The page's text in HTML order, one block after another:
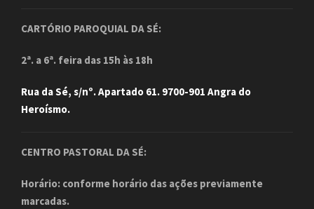
CARTÓRIO PAROQUIAL DA SÉ:
2ª. a 6ª. feira das 15h às 18h
Rua da Sé, s/nº. Apartado 61. 9700-901 Angra do
Heroísmo.
CENTRO PASTORAL DA SÉ:
Horário: conforme horário das ações previamente
marcadas.